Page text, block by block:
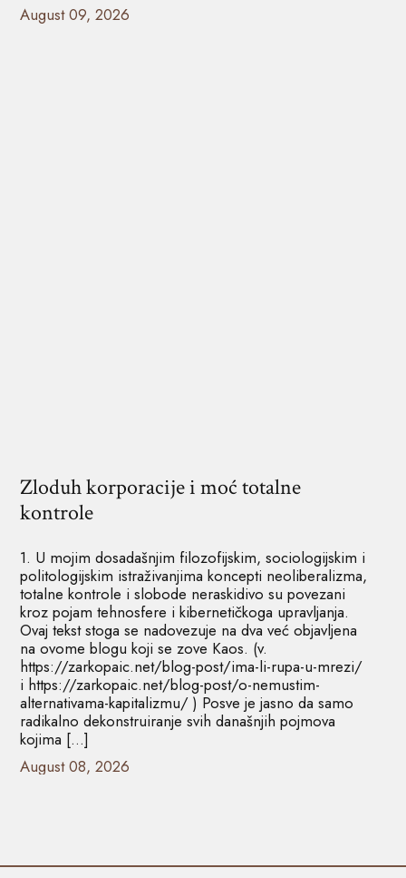
August 09, 2026
Zloduh korporacije i moć totalne
kontrole
1. U mojim dosadašnjim filozofijskim, sociologijskim i
politologijskim istraživanjima koncepti neoliberalizma,
totalne kontrole i slobode neraskidivo su povezani
kroz pojam tehnosfere i kibernetičkoga upravljanja.
Ovaj tekst stoga se nadovezuje na dva već objavljena
na ovome blogu koji se zove Kaos. (v.
https://zarkopaic.net/blog-post/ima-li-rupa-u-mrezi/
i https://zarkopaic.net/blog-post/o-nemustim-
alternativama-kapitalizmu/ ) Posve je jasno da samo
radikalno dekonstruiranje svih današnjih pojmova
kojima […]
August 08, 2026